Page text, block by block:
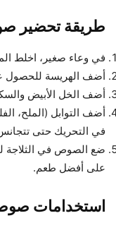
طريقة تحضير
في وعاء صغير، اخلط
أضف الهريسة للحصول
أضف الخل الأبيض
أضف التوابل (الملح،
في التحريك حتى
على أفضل طعم.
استخدامات